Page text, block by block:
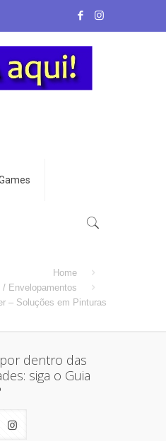
Home
Envelopamentos
– Soluções em Pinturas
dentro das
siga o Guia